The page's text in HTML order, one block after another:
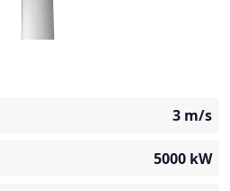
3 m/s
5000 kW